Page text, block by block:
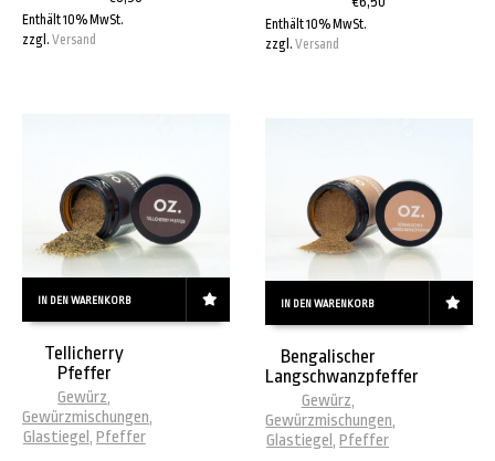
Enthält 10% MwSt.
zzgl. Versand
Enthält 10% MwSt.
zzgl.Versand
IN DEN WARENKORB
Tellicherry
Pfeffer
Gewürz,
Gewürzmischungen,
Glastiegel , Pfeffer
IN DEN WARENKORB
Bengalischer
Langschwanzpfeffer
Gewürz,
Gewürzmischungen,
Glastiegel,Pfeffer